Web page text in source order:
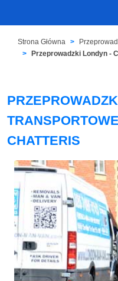
Strona Główna
Przeprowadzki Londyn -
CHATTERIS